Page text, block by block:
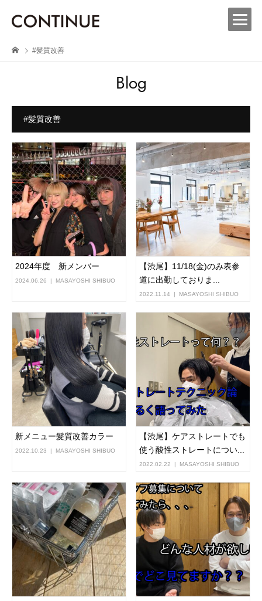
#髪質改善
Blog
#髪質改善
2024年度 新メンバー
2024.06.26 MASAYOSHI SHIBUO
【渋尾】11/18(金)のみ表参
道に出勤しておりま...
2022.11.14 MASAYOSHI SHIBUO
新メニュー髪質改善カラー
2022.10.23 MASAYOSHI SHIBUO
【渋尾】ケアストレートでも
使う酸性ストレートについ...
2022.02.22 MASAYOSHI SHIBUO